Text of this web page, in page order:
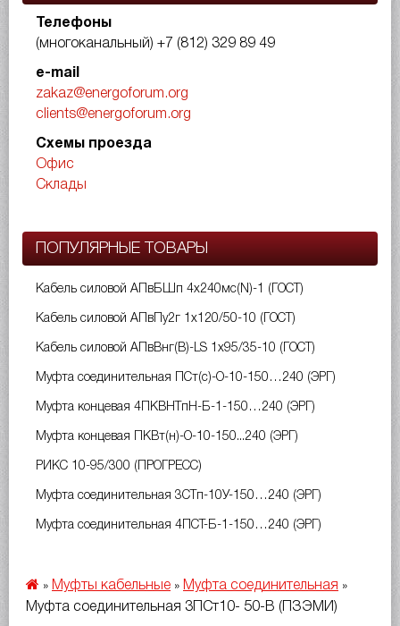
Телефоны
(многоканальный) +7 (812) 329 89 49
e-mail
zakaz@energoforum.org
clients@energoforum.org
Схемы проезда
Офис
Склады
ПОПУЛЯРНЫЕ ТОВАРЫ
Кабель силовой АПвБШп 4х240мс(N)-1 (ГОСТ)
Кабель силовой АПвПу2г 1х120/50-10 (ГОСТ)
Кабель силовой АПвВнг(B)-LS 1х95/35-10 (ГОСТ)
Муфта соединительная ПСт(с)-О-10-150…240 (ЭРГ)
Муфта концевая 4ПКВНТпН-Б-1-150…240 (ЭРГ)
Муфта концевая ПКВт(н)-О-10-150...240 (ЭРГ)
РИКС 10-95/300 (ПРОГРЕСС)
Муфта соединительная 3СТп-10У-150…240 (ЭРГ)
Муфта соединительная 4ПСТ-Б-1-150…240 (ЭРГ)
» Муфты кабельные » Муфта соединительная »
Муфта соединительная 3ПСт10- 50-В (ПЗЭМИ)